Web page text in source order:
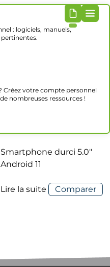
: logiciels, manuels,
Créez votre compte personnel
nombreuses ressources !
/ 4 Go
Smartphone durci 5.0″
Android 11
Lire la suite Comparer